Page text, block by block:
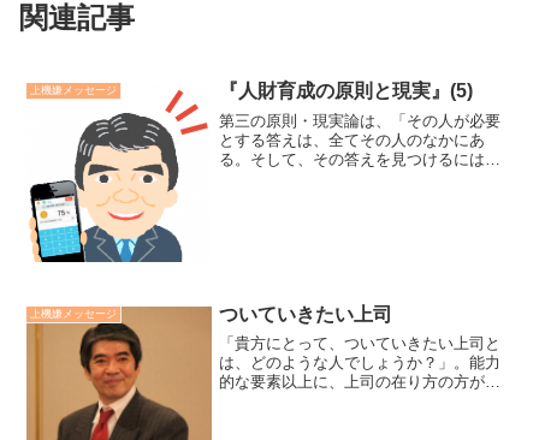
関連記事
上機嫌メッセージ 『人財育成の原則と現実』(5)
第三の原則・現実論は、「その人が必要
とする答えは、全てその人のなかにあ
る。そして、その答えを見つけるには、
上機嫌メッセージ ついていきたい上司
「貴方にとって、ついていきたい上司と
は、どのような人でしょうか？」。能力
的な要素以上に、上司の在り方の方が大